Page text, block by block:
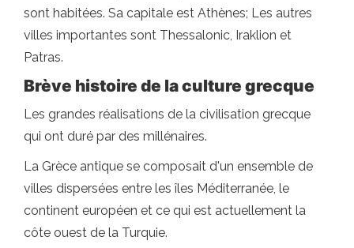
sont habitées. Sa capitale est Athènes; Les autres
villes importantes sont Thessalonic, Iraklion et
Patras.
Brève histoire de la culture grecque
Les grandes réalisations de la civilisation grecque
qui ont duré par des millénaires.
La Grèce antique se composait d'un ensemble de
villes dispersées entre les îles Méditerranée, le
continent européen et ce qui est actuellement la
côte ouest de la Turquie.